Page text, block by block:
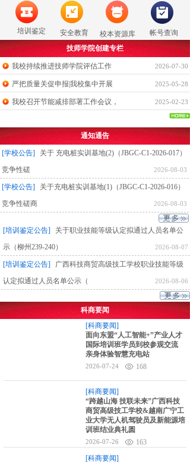
安全教育 校本资源库
培训鉴定 帐号查询
技师学院创建专栏
我校持续推进技师学院评估工作 2026-07-30
严把质量关促申报|我校集中开展 2025-05-28
我校召开节能减排部署工作会议， 2025-02-23
通知通告
[学校公告]
关于 充电桩实训基地(2)（JBGC-C1-2026-017）
竞争性磋
2026-08-03
[学校公告]
关于充电桩实训基地(1)（JBGC-C1-2026-016）
竞争性磋商
2026-08-03
[培训鉴定公告]
关于职业技能等级认定拟通过人员名单公
示（柳州239-240）
2026-08-07
[培训鉴定公告]
广西科技商贸高级技工学校职业技能等级
认定拟通过人员名单公示（
2026-08-06
科商要闻
[科商要闻]
面向东盟“人工智能+”产业人才
国际培训班学员到校参观交流
亲身体验智慧充电站
2026-07-24 168
[科商要闻]
“跨越山海 技联未来”广西科技
商贸高级技工学校&越南广宁工
业大学无人机驾驶员及新能源培
训班结业典礼圆
2026-07-26
163
[科商要闻]